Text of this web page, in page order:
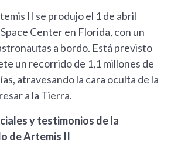
II se produjo el 1 de abril
Center en Florida, con un
a bordo. Está previsto
un recorrido de 1,1 millones de
atravesando la cara oculta de la
a la Tierra.
y testimonios de la
de Artemis II